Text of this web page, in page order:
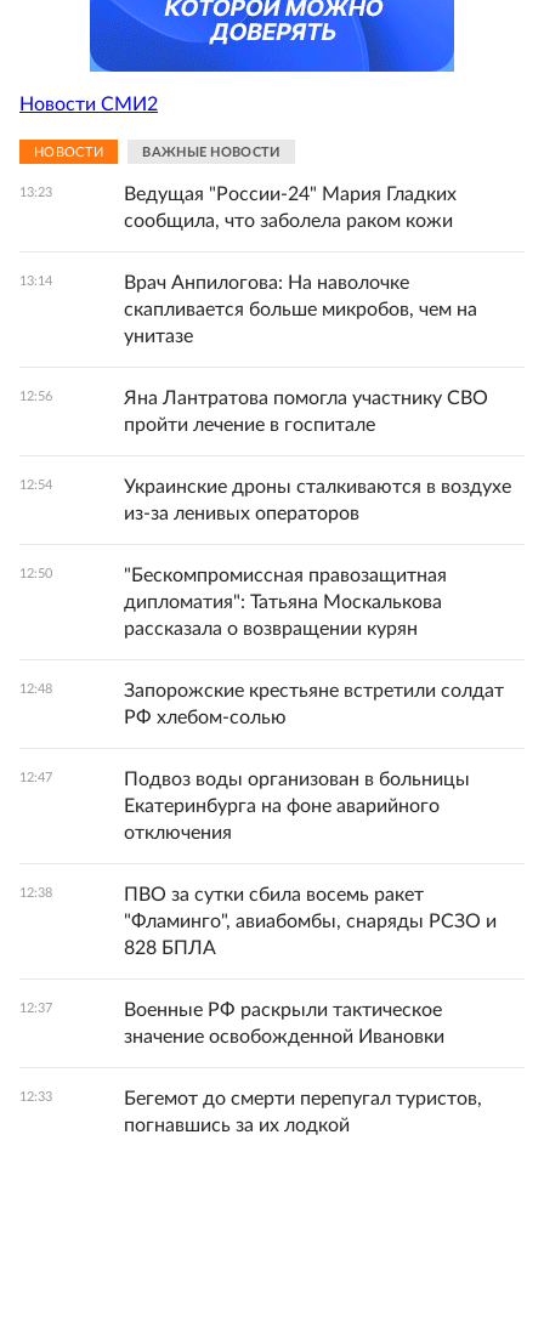
Новости СМИ2
НОВОСТИ ВАЖНЫЕ НОВОСТИ
13:23
Ведущая "России-24" Мария Гладких
сообщила, что заболела раком кожи
13:14
Врач Анпилогова: На наволочке
скапливается больше микробов, чем на
унитазе
12:56
Яна Лантратова помогла участнику СВО
пройти лечение в госпитале
12:54
Украинские дроны сталкиваются в воздухе
из-за ленивых операторов
12:50
"Бескомпромиссная правозащитная
дипломатия": Татьяна Москалькова
рассказала о возвращении курян
12:48
Запорожские крестьяне встретили солдат
РФ хлебом-солью
12:47
Подвоз воды организован в больницы
Екатеринбурга на фоне аварийного
отключения
12:38
ПВО за сутки сбила восемь ракет
"Фламинго", авиабомбы, снаряды РСЗО и
828 БПЛА
12:37
Военные РФ раскрыли тактическое
значение освобожденной Ивановки
12:33
Бегемот до смерти перепугал туристов,
погнавшись за их лодкой